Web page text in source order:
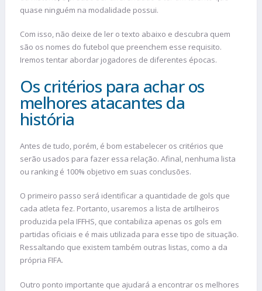
quase ninguém na modalidade possui.
Com isso, não deixe de ler o texto abaixo e descubra quem
são os nomes do futebol que preenchem esse requisito.
Iremos tentar abordar jogadores de diferentes épocas.
Os critérios para achar os
melhores atacantes da
história
Antes de tudo, porém, é bom estabelecer os critérios que
serão usados para fazer essa relação. Afinal, nenhuma lista
ou ranking é 100% objetivo em suas conclusões.
O primeiro passo será identificar a quantidade de gols que
cada atleta fez. Portanto, usaremos a lista de artilheiros
produzida pela IFFHS, que contabiliza apenas os gols em
partidas oficiais e é mais utilizada para esse tipo de situação.
Ressaltando que existem também outras listas, como a da
própria FIFA.
Outro ponto importante que ajudará a encontrar os melhores